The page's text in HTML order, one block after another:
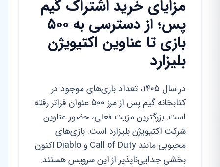
مزایای خرید اشتراک گیم
پس؛ از دسترسی به ۵۰۰
بازی تا عناوین اکتیویژن
بلیزارد
در سال ۱۴۰۵، تعداد بازی‌های موجود در
کتابخانه گیم پس از مرز ۵۰۰ عنوان فراتر رفته
است. بزرگترین مزیت فعلی، حضور عناوین
شرکت اکتیویژن بلیزارد است. بازی‌های
محبوبی مانند Call of Duty و Diablo اکنون
بخشی جدایی‌ناپذیر از این سرویس هستند.